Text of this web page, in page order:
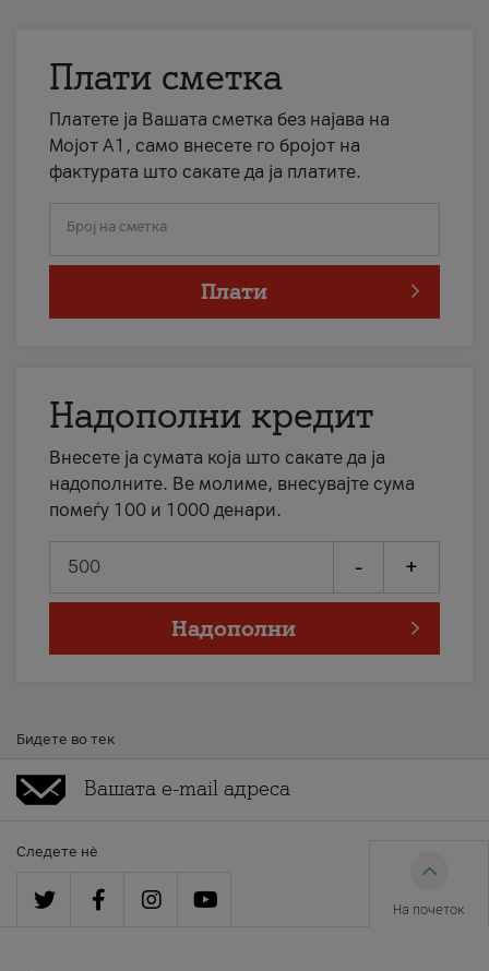
Плати сметка
Платете ја Вашата сметка без најава на
Мојот А1, само внесете го бројот на
фактурата што сакате да ја платите.
Број на сметка
Плати
Надополни кредит
Внесете ја сумата која што сакате да ја
надополните. Ве молиме, внесувајте сума
помеѓу 100 и 1000 денари.
- +
Надополни
Бидете во тек
Следете нè
На почеток